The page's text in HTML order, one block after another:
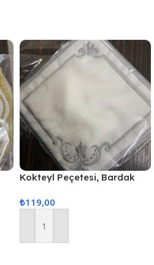
Kokteyl Peçetesi, Bardak
Peçetesi Gri
₺119,00
Sepete Ekle